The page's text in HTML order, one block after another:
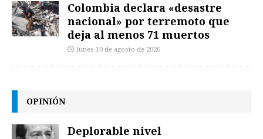
Colombia declara «desastre
nacional» por terremoto que
deja al menos 71 muertos
lunes 10 de agosto de 2026
OPINIÓN
Deplorable nivel